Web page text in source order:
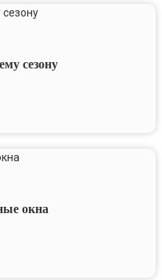
сезону
окна